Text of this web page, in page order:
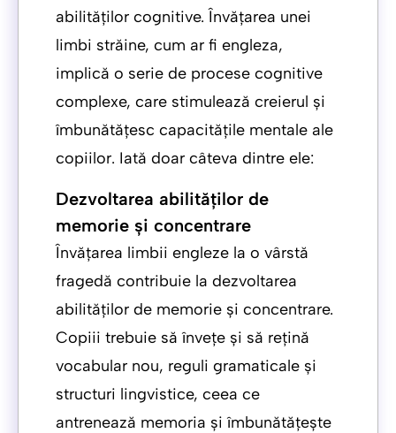
abilităților cognitive. Învățarea unei
limbi străine, cum ar fi engleza,
implică o serie de procese cognitive
complexe, care stimulează creierul și
îmbunătățesc capacitățile mentale ale
copiilor. Iată doar câteva dintre ele:
Dezvoltarea abilităților de
memorie și concentrare
Învățarea limbii engleze la o vârstă
fragedă contribuie la dezvoltarea
abilităților de memorie și concentrare.
Copiii trebuie să învețe și să rețină
vocabular nou, reguli gramaticale și
structuri lingvistice, ceea ce
antrenează memoria și îmbunătățește